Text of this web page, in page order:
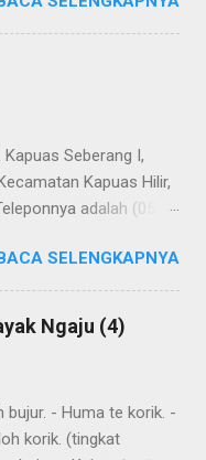
dapat diberikan pada
Bahasa Dayak -
Seberang I,
Kapuas Hilir,
adalah (0513)
naga yang
(sebagaimana
berikut ini): Perahu
SELENGKAPNYA
Ngaju (4)
bujur. - Huma te korik. -
korik. (tingkat